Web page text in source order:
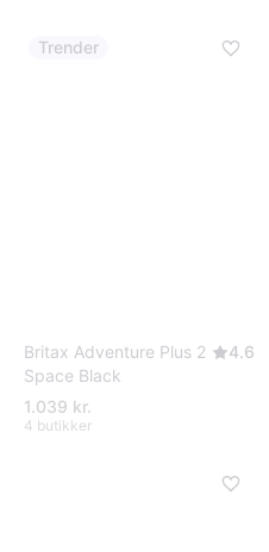
Trender
Britax Adventure Plus 2
Space Black
4.6
1.039 kr.
4 butikker